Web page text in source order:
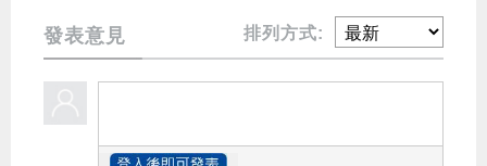
發表意見 排列方式: